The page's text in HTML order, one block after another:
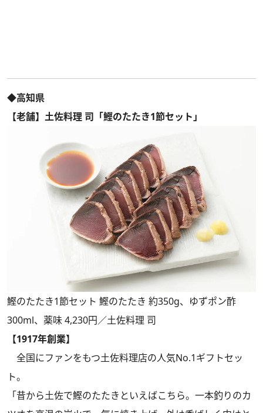
◆高知県
【老舗】土佐料理 司「鰹のたたき1節セット」
鰹のたたき1節セット 鰹のたたき 約350g、ゆずポン酢
300ml、薬味 4,230円／土佐料理 司
【1917年創業】
全国にファンをもつ土佐料理店の人気No.1ギフトセッ
ト。
「昔から土佐で鰹のたたきといえばこちら。一本釣りのカ